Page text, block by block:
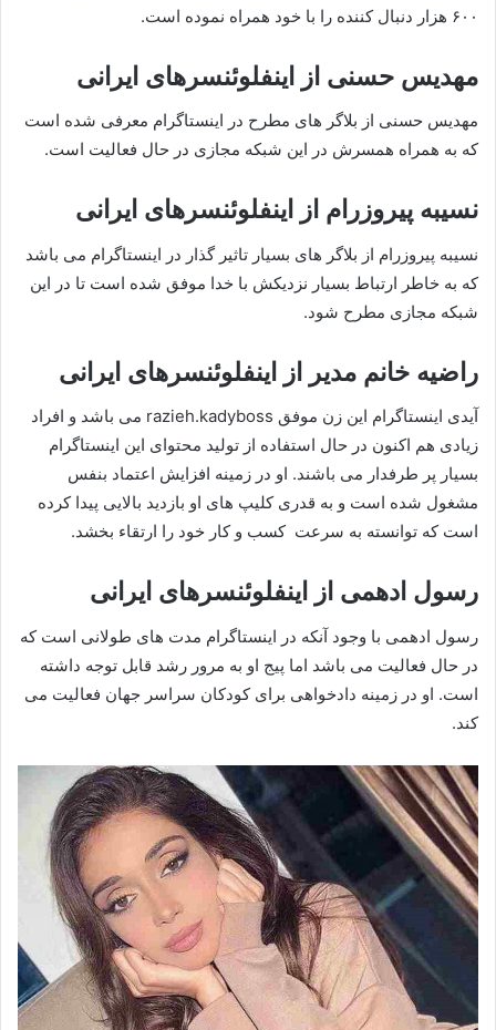
۶۰۰ هزار دنبال کننده را با خود همراه نموده است.
مهدیس حسنی از اینفلوئنسرهای ایرانی
مهدیس حسنی از بلاگر های مطرح در اینستاگرام معرفی شده است
که به همراه همسرش در این شبکه مجازی در حال فعالیت است.
نسیبه پیروزرام از اینفلوئنسرهای ایرانی
نسیبه پیروزرام از بلاگر های بسیار تاثیر گذار در اینستاگرام می باشد
که به خاطر ارتباط بسیار نزدیکش با خدا موفق شده است تا در این
شبکه مجازی مطرح شود.
راضیه خانم مدیر از اینفلوئنسرهای ایرانی
آیدی اینستاگرام این زن موفق razieh.kadyboss می باشد و افراد
زیادی هم اکنون در حال استفاده از تولید محتوای این اینستاگرام
بسیار پر طرفدار می باشند. او در زمینه افزایش اعتماد بنفس
مشغول شده است و به قدری کلیپ های او بازديد بالایی پیدا کرده
است که توانسته به سرعت کسب و کار خود را ارتقاء بخشد.
رسول ادهمی از اینفلوئنسرهای ایرانی
رسول ادهمی با وجود آنکه در اینستاگرام مدت های طولانی است که
در حال فعالیت می باشد اما پیج او به مرور رشد قابل توجه داشته
است. او در زمینه دادخواهی برای کودکان سراسر جهان فعالیت می
کند.